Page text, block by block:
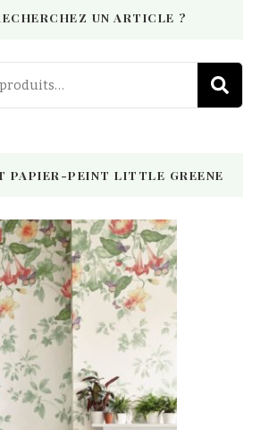
UN ARTICLE ?
PAPIER-PEINT LITTLE GREENE